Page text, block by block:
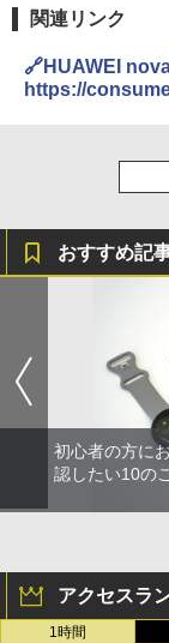
関連リンク
🔗HUAWEI
https://
おすすめ記
初心者の方に
認したい10の
アクセスラ
1時間